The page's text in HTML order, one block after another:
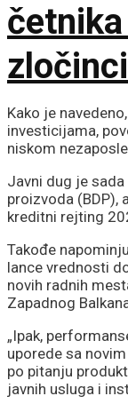
Bobanu
Kako je
investicijama,
niskom
Javni dug je
proizvoda (BDP),
kreditni rejting
Takođe
lance vrednosti
novih radnih
Zapadnog
„Ipak,
uporede sa
po pitanju
javnih usluga i